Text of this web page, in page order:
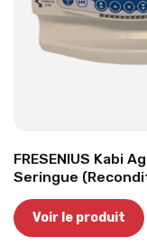
FRESENIUS Kabi
Seringue
Voir le produit